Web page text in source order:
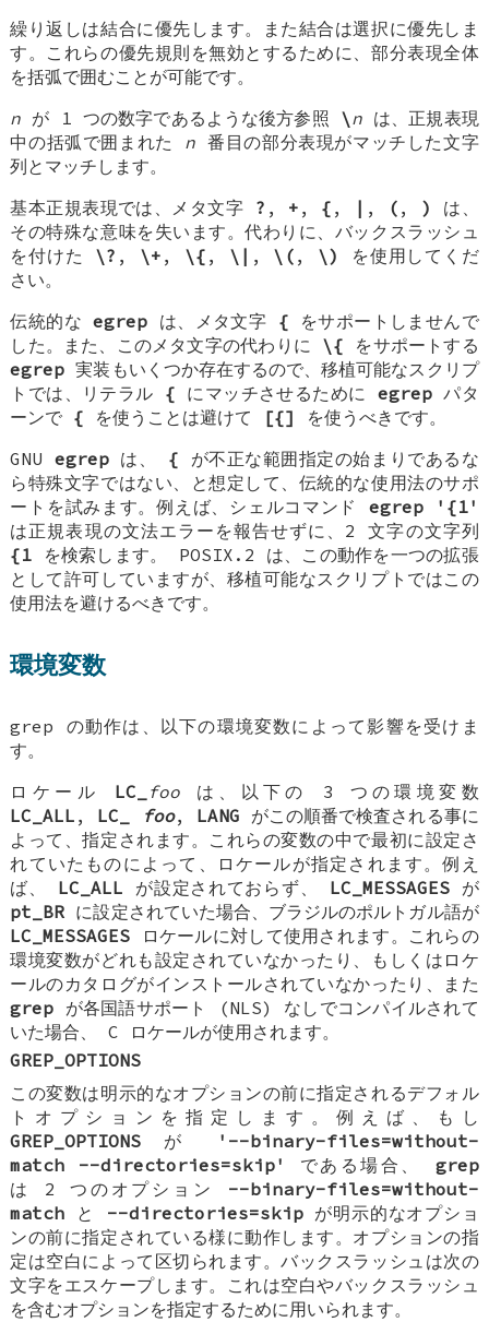
繰り返しは結合に優先します。また結合は選択に優先しま
す。これらの優先規則を無効とするために、部分表現全体
を括弧で囲むことが可能です。
n が 1 つの数字であるような後方参照 \nは、正規表現
中の括弧で囲まれた n 番目の部分表現がマッチした文字
列とマッチします。
基本正規表現では、メタ文字 ? , + , { , | , ( , )
は、
その特殊な意味を失います。代わりに、バックスラッシュ
を付けた \? , \+ , \{ , \| , \( , \)
を使用してくだ
さい。
伝統的なegrep は、メタ文字 { をサポートしませんで
した。また、このメタ文字の代わりに \{ をサポートする
egrep 実装もいくつか存在するので、移植可能なスクリプ
トでは、リテラル { にマッチさせるために egrepパタ
ーンで { を使うことは避けて [{]
を使うべきです。
GNU egrepは、 { が不正な範囲指定の始まりであるな
ら特殊文字ではない、と想定して、伝統的な使用法のサポ
ートを試みます。例えば、シェルコマンド egrep '{1'
は正規表現の文法エラーを報告せずに、2 文字の文字列
{1 を検索します。 POSIX.2 は、この動作を一つの拡張
として許可していますが、移植可能なスクリプトではこの
使用法を避けるべきです。
環境変数
grep の動作は、以下の環境変数によって影響を受けま
す。
ロケール LC_ foo は、以下の 3 つの環境変数
LC_ALL , LC_ foo, LANG がこの順番で検査される事に
よって、指定されます。これらの変数の中で最初に設定さ
れていたものによって、ロケールが指定されます。例え
ば、 LC_ALL が設定されておらず、 LC_MESSAGESが
pt_BR に設定されていた場合、ブラジルのポルトガル語が
LC_MESSAGES ロケールに対して使用されます。これらの
環境変数がどれも設定されていなかったり、もしくはロケ
ールのカタログがインストールされていなかったり、また
grep が各国語サポート (NLS) なしでコンパイルされて
いた場合、 C ロケールが使用されます。
GREP_OPTIONS
この変数は明示的なオプションの前に指定されるデフォル
トオプションを指定します。例えば、もし
GREP_OPTIONS が
'--binary-files=without-
match --directories=skip'
である場合、 grep
は 2 つのオプション --binary-files=without-
match と --directories=skipが明示的なオプショ
ンの前に指定されている様に動作します。オプションの指
定は空白によって区切られます。バックスラッシュは次の
文字をエスケープします。これは空白やバックスラッシュ
を含むオプションを指定するために用いられます。